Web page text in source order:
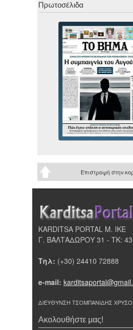
Πρωτοσέλιδα
Επιστροφή στην
KARDITSA PORTAL Μ. ΙΚΕ
Γ. ΒΑΛΤΑΔΩΡΟΥ 31 - ΤΚ:
Τηλ: (+30) 24410 72888
e-mail:
ΔΙΕΥΘΥΝΣΗ ΤΣΟΜΠΑΝΙΔΗΣ
Ακολουθήστε μας!